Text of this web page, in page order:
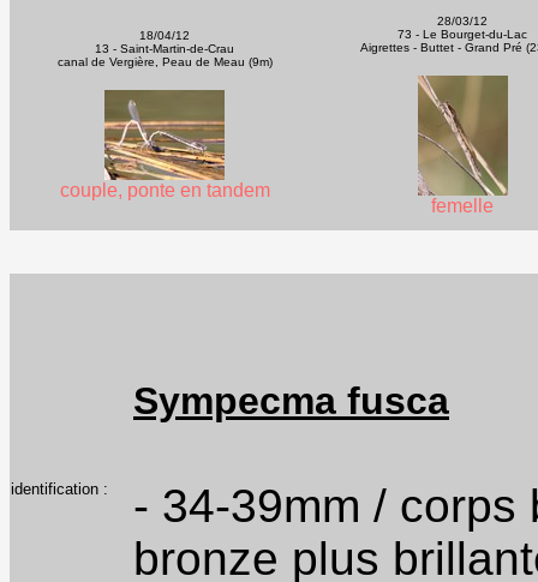
18/04/12
13 - Saint-Martin-de-Crau
canal de Vergière, Peau de Meau (9m)
couple, ponte en tandem
28/03/12
73 - Le Bourget-du-Lac
Aigrettes - Buttet - Grand Pré
femelle
Sympecma fusca
identification :
- 34-39mm / corps
bronze plus